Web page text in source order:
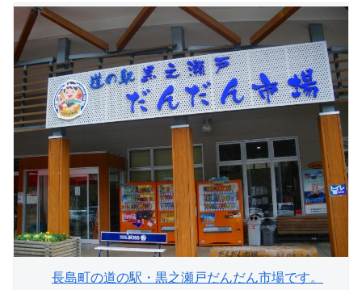
長島町の道の駅・黒之瀬戸だんだん市場です。